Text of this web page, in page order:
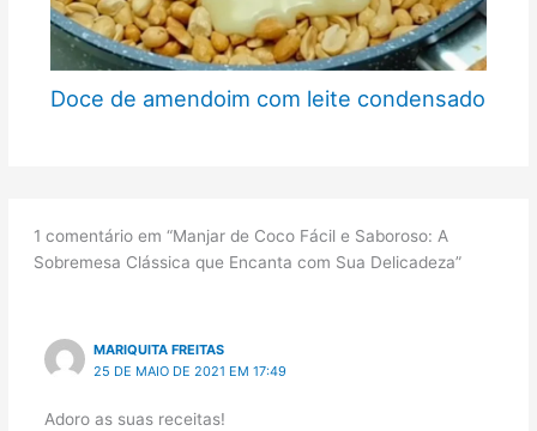
Doce de amendoim com leite condensado
1 comentário em “Manjar de Coco Fácil e Saboroso: A
Sobremesa Clássica que Encanta com Sua Delicadeza”
MARIQUITA FREITAS
25 DE MAIO DE 2021 EM 17:49
Adoro as suas receitas!